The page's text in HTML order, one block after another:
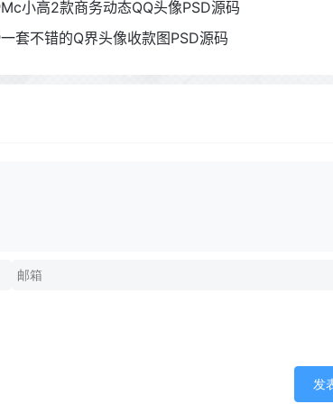
Mc小高2款商务动态QQ头像PSD源码
一套不错的Q界头像收款图PSD源码
发